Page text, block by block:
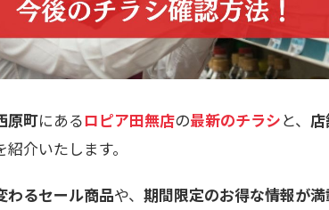
原町にあるロピア田無店の最新のチラシと、
紹介いたします。
わるセール商品や、 期間限定のお得な情報が